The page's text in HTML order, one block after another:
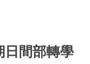
間部轉學